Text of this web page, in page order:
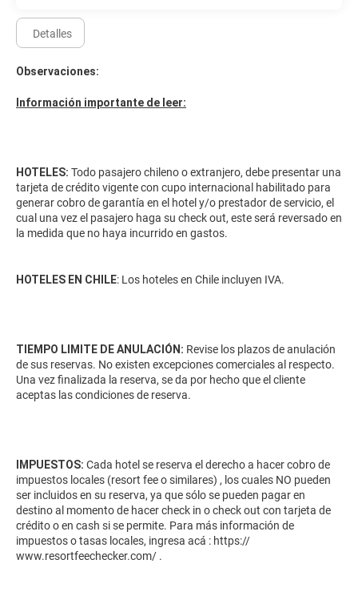
Detalles
Observaciones:
Información importante de leer:
HOTELES: Todo pasajero chileno o extranjero, debe presentar una
tarjeta de crédito vigente con cupo internacional habilitado para
generar cobro de garantía en el hotel y/o prestador de servicio, el
cual una vez el pasajero haga su check out, este será reversado en
la medida que no haya incurrido en gastos.
HOTELES EN CHILE: Los hoteles en Chile incluyen IVA.
TIEMPO LIMITE DE ANULACIÓN: Revise los plazos de anulación
de sus reservas. No existen excepciones comerciales al respecto.
Una vez finalizada la reserva, se da por hecho que el cliente
aceptas las condiciones de reserva.
IMPUESTOS: Cada hotel se reserva el derecho a hacer cobro de
impuestos locales (resort fee o similares) , los cuales NO pueden
ser incluidos en su reserva, ya que sólo se pueden pagar en
destino al momento de hacer check in o check out con tarjeta de
crédito o en cash si se permite. Para más información de
impuestos o tasas locales, ingresa acá : https://
www.resortfeechecker.com/ .